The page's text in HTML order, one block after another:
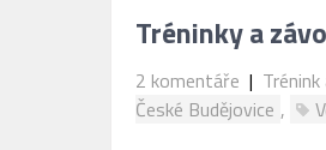
Tréninky a
2 komentáře |
České Budějovice ,